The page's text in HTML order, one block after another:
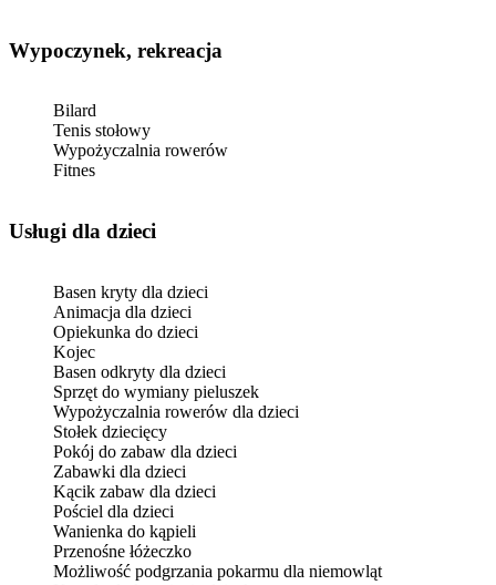
Wypoczynek, rekreacja
Bilard
Tenis stołowy
Wypożyczalnia rowerów
Fitnes
usługi dla dzieci
Basen kryty dla dzieci
Animacja dla dzieci
Opiekunka do dzieci
Kojec
Basen odkryty dla dzieci
Sprzęt do wymiany pieluszek
Wypożyczalnia rowerów dla dzieci
Stołek dziecięcy
Pokój do zabaw dla dzieci
Zabawki dla dzieci
Kącik zabaw dla dzieci
Pościel dla dzieci
Wanienka do kąpieli
Przenośne łóżeczko
Możliwość podgrzania pokarmu dla niemowląt